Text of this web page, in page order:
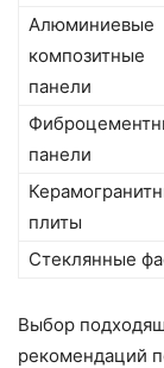
Алюминиевые
композитные
панели
панели
плиты
Стеклянные
Выбор
рекомендаций